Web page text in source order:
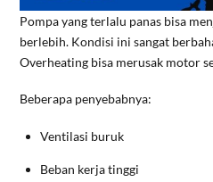
Pompa yang terlalu panas bisa
berlebih. Kondisi ini sangat
Overheating bisa merusak motor
Beberapa penyebabnya:
Ventilasi buruk
Beban kerja tinggi